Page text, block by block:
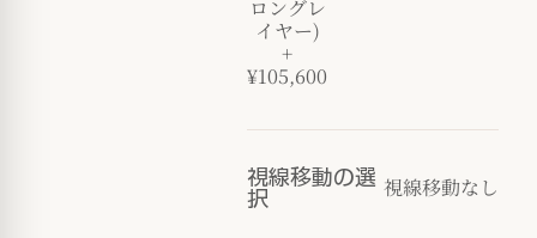
ロングレ
イヤー)
+
¥105,600
視線移動の選
択
視線移動なし